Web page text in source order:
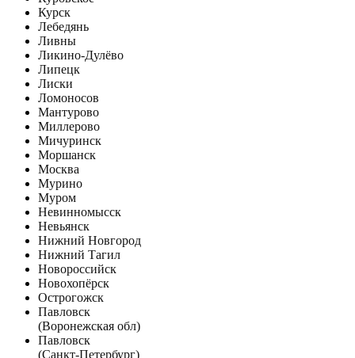
Курск
Лебедянь
Ливны
Ликино-Дулёво
Липецк
Лиски
Ломоносов
Мантурово
Миллерово
Мичуринск
Моршанск
Москва
Мурино
Муром
Невинномысск
Невьянск
Нижний Новгород
Нижний Тагил
Новороссийск
Новохопёрск
Острогожск
Павловск
(Воронежская обл)
Павловск
(Санкт-Петербург)